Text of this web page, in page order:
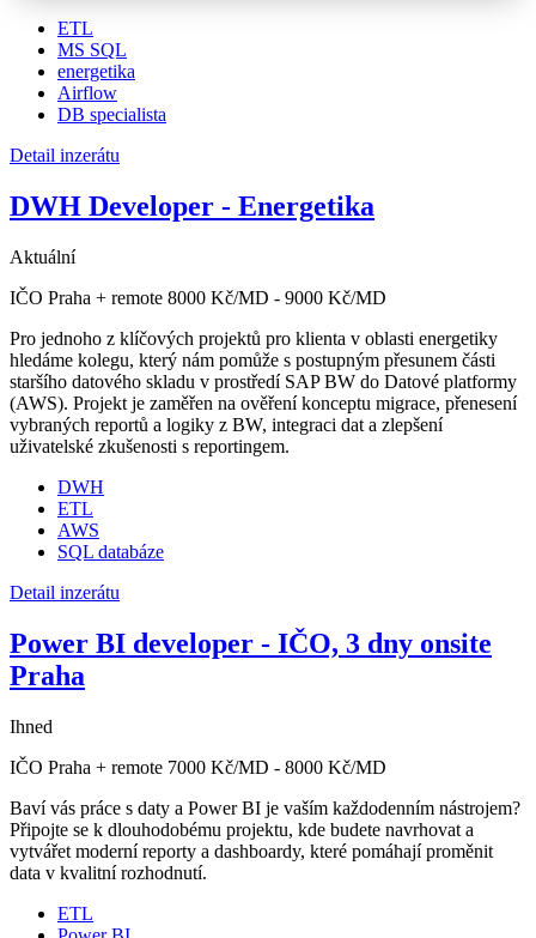
ETL
MS SQL
energetika
Airflow
DB specialista
Detail inzerátu
DWH Developer - Energetika
Aktuální
IČO Praha + remote 8000 Kč/MD - 9000 Kč/MD
Pro jednoho z klíčových projektů pro klienta v oblasti energetiky
hledáme kolegu, který nám pomůže s postupným přesunem části
staršího datového skladu v prostředí SAP BW do Datové platformy
(AWS). Projekt je zaměřen na ověření konceptu migrace, přenesení
vybraných reportů a logiky z BW, integraci dat a zlepšení
uživatelské zkušenosti s reportingem.
DWH
ETL
AWS
SQL databáze
Detail inzerátu
Power BI developer - IČO, 3 dny onsite
Praha
Ihned
IČO Praha + remote 7000 Kč/MD - 8000 Kč/MD
Baví vás práce s daty a Power BI je vaším každodenním nástrojem?
Připojte se k dlouhodobému projektu, kde budete navrhovat a
vytvářet moderní reporty a dashboardy, které pomáhají proměnit
data v kvalitní rozhodnutí.
ETL